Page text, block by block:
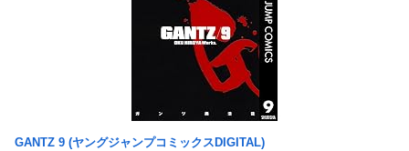
なんでみんなそんなに共産主義嫌なん？
【バンダイ】「食玩」「プライズ」「ガシャポン」2026年8月発
【悲報】AV女優さん、キモオタチー牛弱男どもの「おはよう」に
GANTZ 9 (ヤングジャンプコミックスDIGITAL)